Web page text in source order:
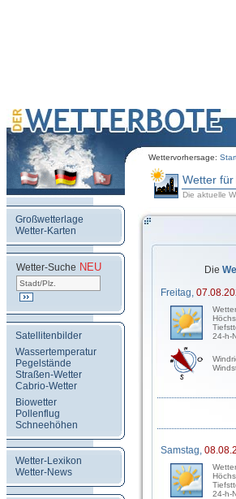
Wettervorhersage:
Großwetterlage
Wetter-Karten
Wetter-Suche NEU
Satellitenbilder
Wassertemperatur
Pegelstände
Straßen-Wetter
Cabrio-Wetter
Biowetter
Pollenflug
Schneehöhen
Wetter-Lexikon
Wetter-News
Wetter für
Die aktuelle
Die
Freitag,
24-h-
Samstag,
24-h-